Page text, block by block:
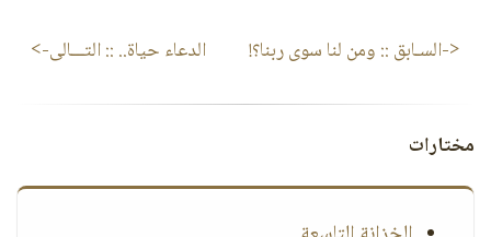
<-السـابق :: ومن لنا سوى ربنا؟! الدعاء حياة.. :: التـــالى->
مختارات